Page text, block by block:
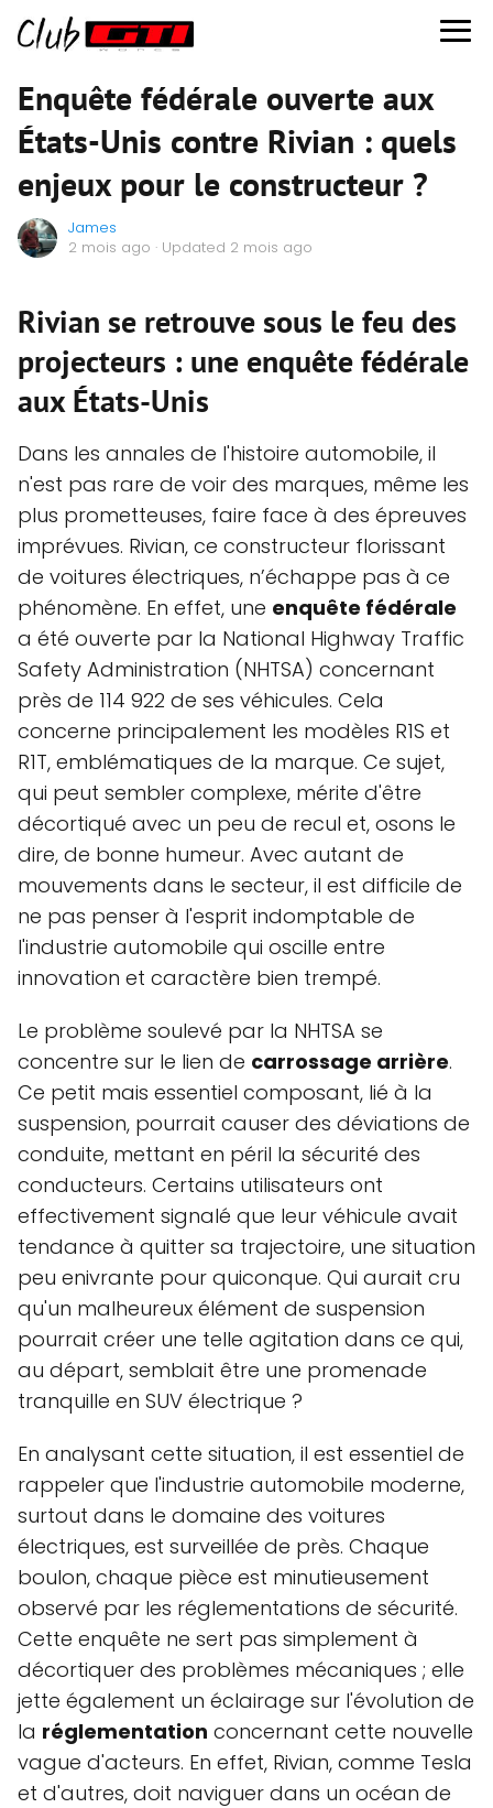
Enquête fédérale ouverte aux
États-Unis contre Rivian : quels
enjeux pour le constructeur ?
James
2 mois ago · Updated 2 mois ago
Rivian se retrouve sous le feu des
projecteurs : une enquête fédérale
aux États-Unis
Dans les annales de l'histoire automobile, il
n'est pas rare de voir des marques, même les
plus prometteuses, faire face à des épreuves
imprévues. Rivian, ce constructeur florissant
de voitures électriques, n’échappe pas à ce
phénomène. En effet, une enquête fédérale
a été ouverte par la National Highway Traffic
Safety Administration (NHTSA) concernant
près de 114 922 de ses véhicules. Cela
concerne principalement les modèles R1S et
R1T, emblématiques de la marque. Ce sujet,
qui peut sembler complexe, mérite d'être
décortiqué avec un peu de recul et, osons le
dire, de bonne humeur. Avec autant de
mouvements dans le secteur, il est difficile de
ne pas penser à l'esprit indomptable de
l'industrie automobile qui oscille entre
innovation et caractère bien trempé.
Le problème soulevé par la NHTSA se
concentre sur le lien de carrossage arrière.
Ce petit mais essentiel composant, lié à la
suspension, pourrait causer des déviations de
conduite, mettant en péril la sécurité des
conducteurs. Certains utilisateurs ont
effectivement signalé que leur véhicule avait
tendance à quitter sa trajectoire, une situation
peu enivrante pour quiconque. Qui aurait cru
qu'un malheureux élément de suspension
pourrait créer une telle agitation dans ce qui,
au départ, semblait être une promenade
tranquille en SUV électrique ?
En analysant cette situation, il est essentiel de
rappeler que l'industrie automobile moderne,
surtout dans le domaine des voitures
électriques, est surveillée de près. Chaque
boulon, chaque pièce est minutieusement
observé par les réglementations de sécurité.
Cette enquête ne sert pas simplement à
décortiquer des problèmes mécaniques ; elle
jette également un éclairage sur l'évolution de
la réglementation concernant cette nouvelle
vague d'acteurs. En effet, Rivian, comme Tesla
et d'autres, doit naviguer dans un océan de